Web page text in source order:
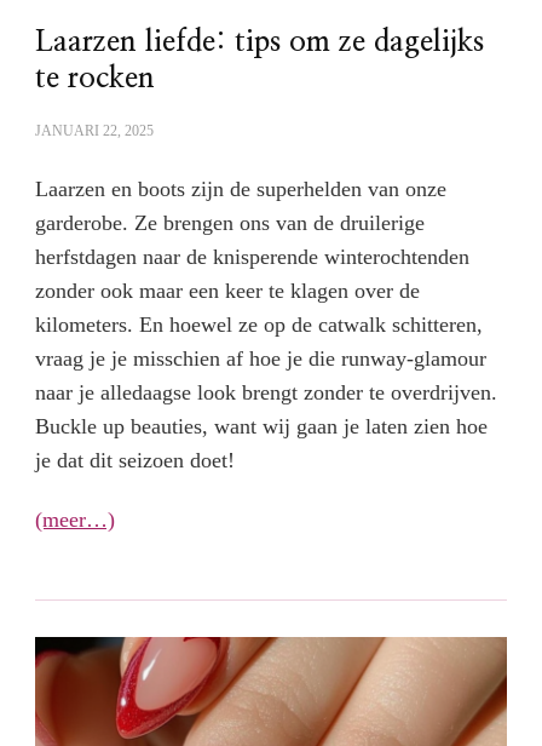
Laarzen liefde: tips om ze dagelijks
te rocken
JANUARI 22, 2025
Laarzen en boots zijn de superhelden van onze
garderobe. Ze brengen ons van de druilerige
herfstdagen naar de knisperende winterochtenden
zonder ook maar een keer te klagen over de
kilometers. En hoewel ze op de catwalk schitteren,
vraag je je misschien af hoe je die runway-glamour
naar je alledaagse look brengt zonder te overdrijven.
Buckle up beauties, want wij gaan je laten zien hoe
je dat dit seizoen doet!
(meer…)